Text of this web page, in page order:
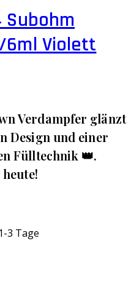
Subohm
6ml Violett
Verdampfer glänzt
Design und einer
Fülltechnik 👑.
3 Tage